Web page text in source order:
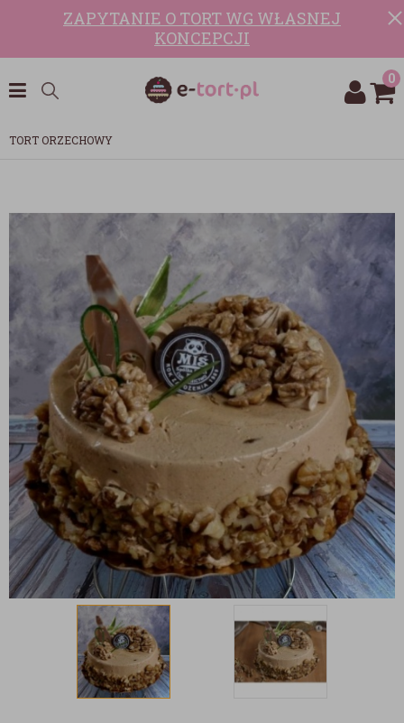
ZAPYTANIE O TORT WG WŁASNEJ
KONCEPCJI
0
TORT ORZECHOWY